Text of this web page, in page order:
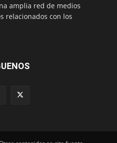
amplia red de medios
relacionados con los